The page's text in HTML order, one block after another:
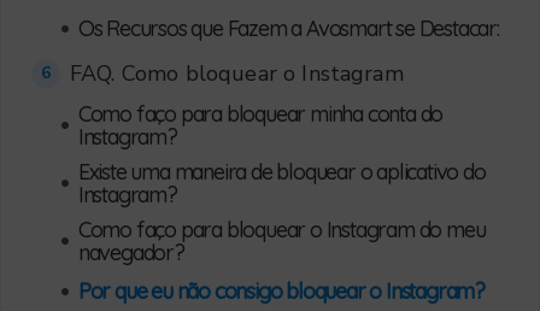
• Os Recursos que Fazem a Avosmart se Destacar:
6 FAQ. Como bloquear o Instagram
• Como faço para bloquear minha conta do
Instagram?
• Existe uma maneira de bloquear o aplicativo do
Instagram?
• Como faço para bloquear o Instagram do meu
navegador?
• Por que eu não consigo bloquear o Instagram?